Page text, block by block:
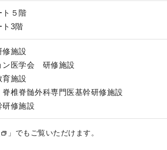
ト５階
ト3階
施設
ン医学会 研修施設
施設
椎脊髄外科専門医基幹研修施設
修施設
」でもご覧いただけます。